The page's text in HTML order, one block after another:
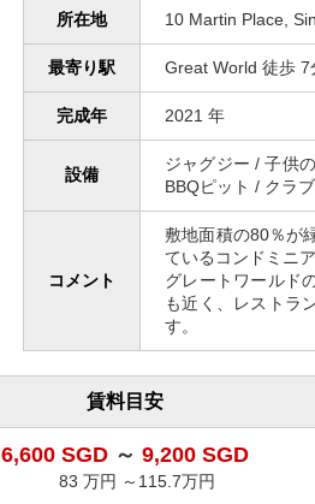
所在地 10 Martin Place,
最寄り駅 Great World 徒歩 7
完成年 2021 年
設備
ジャグジー / 子供
BBQピット / クラ
コメント
敷地面積の80％が
ているコンドミニア
グレートワールド
も近く、レストラ
す。
賃料目安
6,600 SGD ～ 9,200 SGD
83 万円 ～115.7万円